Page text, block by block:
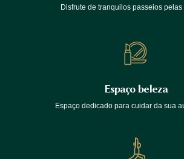
Disfrute de tranquilos passeios pelas
Espaço beleza
Espaço dedicado para cuidar da sua